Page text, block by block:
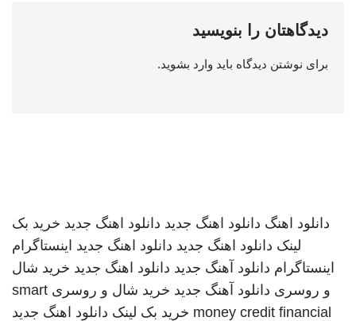
دیدگاهتان را بنویسید
برای نوشتن دیدگاه باید وارد بشوید.
دانلود اهنگ دانلود اهنگ جدید دانلود اهنگ جدید خرید بک
لینک دانلود اهنگ جدید دانلود اهنگ جدید اینستاگرام
اینستاگرام دانلود آهنگ جدید دانلود اهنگ جدید خرید شال
و روسری دانلود آهنگ جدید خرید شال و روسری smart
money credit financial خرید بک لینک دانلود اهنگ جدید